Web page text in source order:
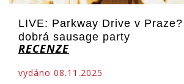
LIVE: Parkway Drive v
dobrá sausage party
RECENZE
vydáno 08.11.2025